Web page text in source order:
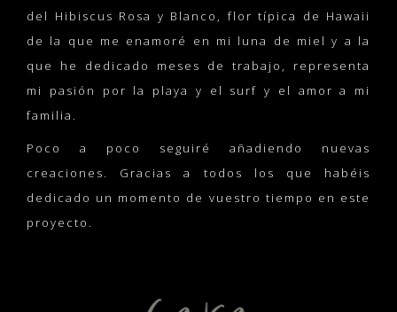
del Hibiscus Rosa y Blanco, flor típica de Hawaii
de la que me enamoré en mi luna de miel y a la
que he dedicado meses de trabajo, representa
mi pasión por la playa y el surf y el amor a mi
familia.
Poco a poco seguiré añadiendo nuevas
creaciones. Gracias a todos los que habéis
dedicado un momento de vuestro tiempo en este
proyecto.